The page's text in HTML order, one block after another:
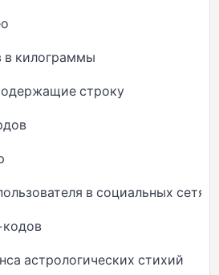
в килограммы
строку
в социальных сетях
астрологических стихий